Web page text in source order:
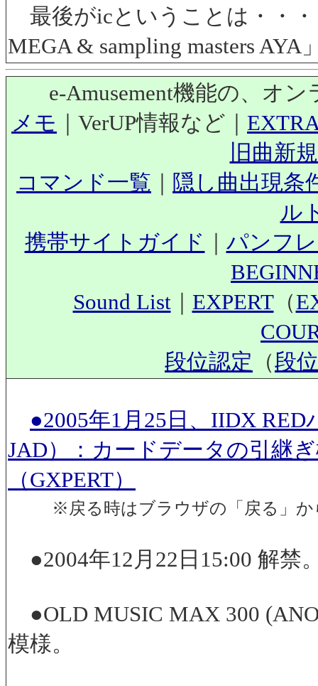
最後がicということは・・・
MEGA & sampling masters
e-Amusement機能の、オ
メモ ｜VerUP情報など｜
旧曲新
コマンド一覧
隠し曲出現条
ル
携帯サイトガイド
パンフ
Sound List｜ EXPERT（
段位認定 （段
●2005年1月25日、IIDX
JAD）：カードデータの引継
（GXPERT）
※戻る時はブラウザの「戻る」
●2004年12月22日15:00 解禁
●OLD MUSIC MAX 300
模様。